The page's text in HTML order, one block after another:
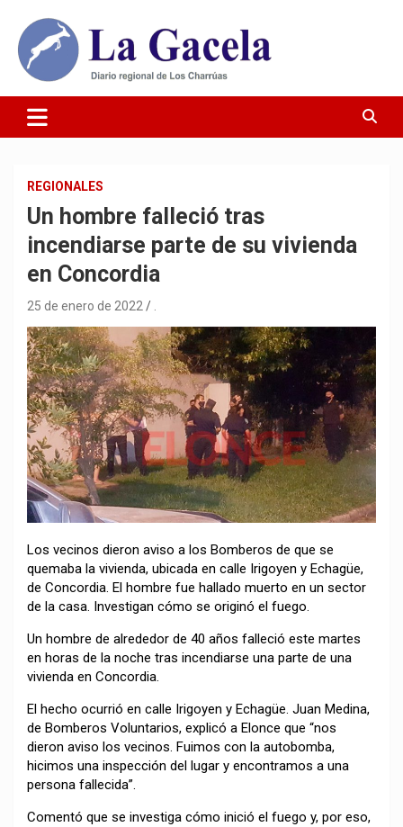
contenido
Diario La Gacela
REGIONALES
Un hombre falleció tras
incendiarse parte de su vivienda
en Concordia
25 de enero de 2022
Los vecinos dieron aviso a los Bomberos de que se
quemaba la vivienda, ubicada en calle Irigoyen y Echagüe,
de Concordia. El hombre fue hallado muerto en un sector
de la casa. Investigan cómo se originó el fuego.
Un hombre de alrededor de 40 años falleció este martes
en horas de la noche tras incendiarse una parte de una
vivienda en Concordia.
El hecho ocurrió en calle Irigoyen y Echagüe. Juan Medina,
de Bomberos Voluntarios, explicó a Elonce que “nos
dieron aviso los vecinos. Fuimos con la autobomba,
hicimos una inspección del lugar y encontramos a una
persona fallecida”.
Comentó que se investiga cómo inició el fuego y, por eso,